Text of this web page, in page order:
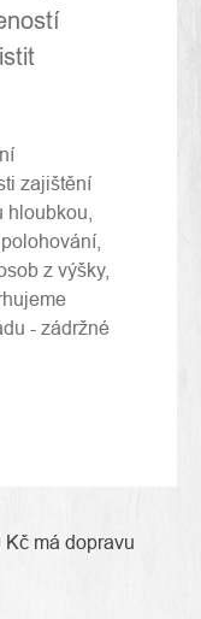
zajištění
z výšky,
- zádržné
má dopravu